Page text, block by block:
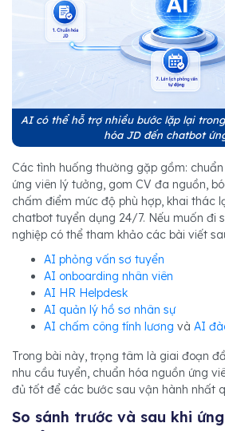
AI có thể hỗ trợ nhiều bước lặp lại
hóa JD đến chatbot
Các tình huống thường gặp gồm:
ứng viên lý tưởng, gom CV đa nguồn,
chấm điểm mức độ phù hợp, khai thác
chatbot tuyển dụng 24/7. Nếu muốn đi
nghiệp có thể tham khảo các bài viết
AI phỏng vấn sơ tuyển
AI onboarding nhân viên
AI HR Helpdesk
AI quản lý hồ sơ nhân sự
AI chấm công tính lương và AI
Trong bài này, trọng tâm là giai đoạn
nhu cầu tuyển, chuẩn hóa nguồn ứng
đủ tốt để các bước sau vận hành nhất
So sánh trước và sau khi